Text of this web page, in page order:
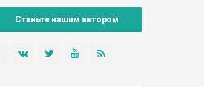
Станьте нашим автором